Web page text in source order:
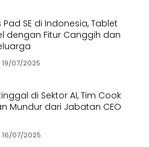
Pad SE di Indonesia, Tablet
dengan Fitur Canggih dan
19/07/2025
di Sektor AI, Tim Cook
Mundur dari Jabatan CEO
16/07/2025